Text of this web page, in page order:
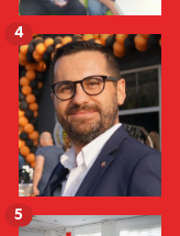
4
5